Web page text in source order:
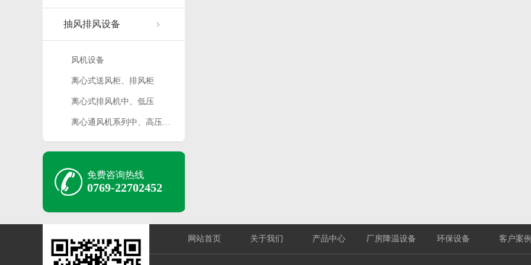
抽风排风设备
风机设备
离心式送风柜、排风柜
离心式排风机中、低压
离心通风机系列中、高压…
免费咨询热线
0769-22702452
网站首页 关于我们 产品中心 厂房降温设备 环保设备 客户案例